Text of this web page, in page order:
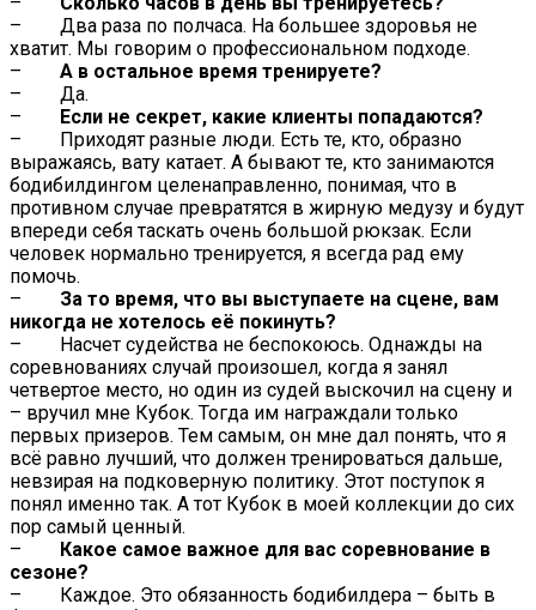
– Два раза по полчаса. На большее здоровья не
хватит. Мы говорим о профессиональном подходе.
– А в остальное время тренируете?
– Да.
–
Если не секрет, какие клиенты попадаются?
– Приходят разные люди. Есть те, кто, образно
выражаясь, вату катает. А бывают те, кто занимаются
бодибилдингом целенаправленно, понимая, что в
противном случае превратятся в жирную медузу и будут
впереди себя таскать очень большой рюкзак. Если
человек нормально тренируется, я всегда рад ему
помочь.
– За то время, что вы выступаете на сцене, вам
никогда не хотелось её покинуть?
– Насчет судейства не беспокоюсь. Однажды на
соревнованиях случай произошел, когда я занял
четвертое место, но один из судей выскочил на сцену и
– вручил мне Кубок. Тогда им награждали только
первых призеров. Тем самым, он мне дал понять, что я
всё равно лучший, что должен тренироваться дальше,
невзирая на подковерную политику. Этот поступок я
понял именно так. А тот Кубок в моей коллекции до сих
пор самый ценный.
–
Какое самое важное для вас соревнование в
сезоне?
– Каждое. Это обязанность бодибилдера – быть в